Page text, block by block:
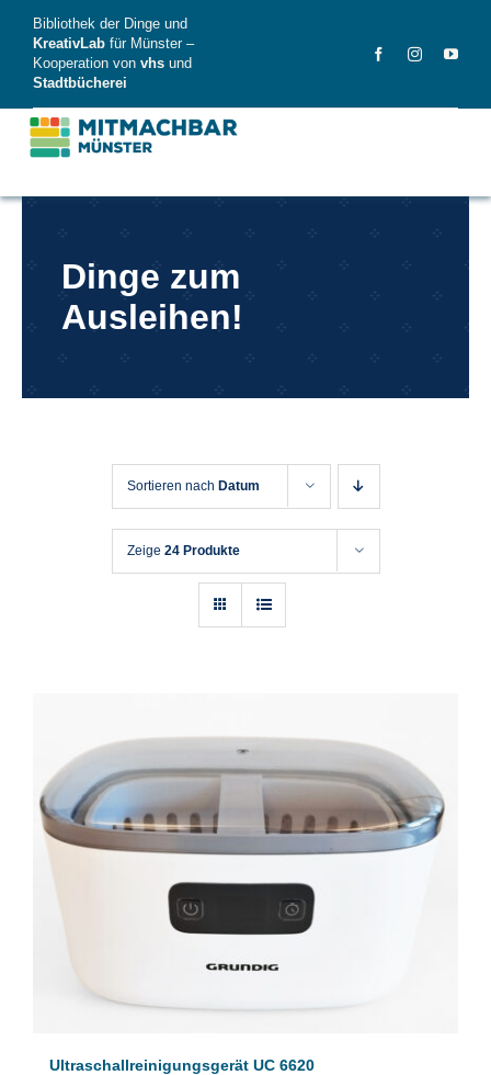
content
Bibliothek der Dinge und
KreativLab für Münster –
Kooperation von vhs und
Stadtbücherei
Dinge
FAQ
Dinge zum
Ausleihen!
Sortieren nach Datum
Zeige 24 Produkte
Ultraschallreinigungsgerät UC 6620